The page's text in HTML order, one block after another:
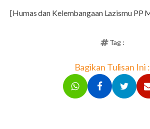
[Humas dan Kelembangaan Lazismu PP
Tag :
Bagikan Tulisan Ini :